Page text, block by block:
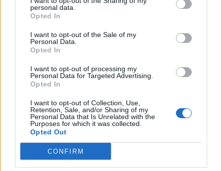
personal data.
Opted In
I want to opt-out of the Sale of my
Personal Data.
Opted In
I want to opt-out of processing my
Personal Data for Targeted Advertising.
Opted In
I want to opt-out of Collection, Use,
Retention, Sale, and/or Sharing of my
Personal Data that Is Unrelated with the
Purposes for which it was collected.
Opted Out
CONFIRM
📱 El TL;DR (Too Long; Didn't Read)
De quién hablamos:
recomendación para nuevos usuarios.